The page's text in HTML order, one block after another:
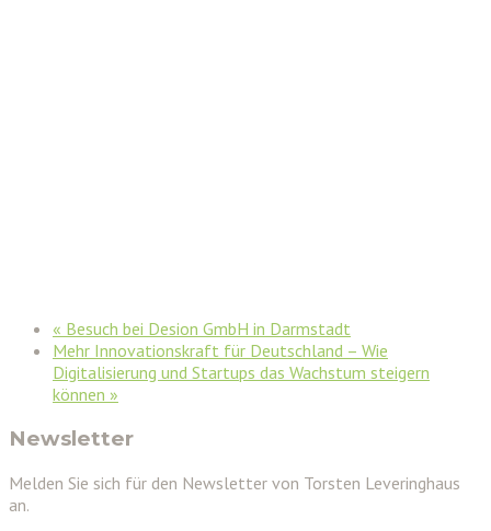
« Besuch bei Desion GmbH in Darmstadt
Mehr Innovationskraft für Deutschland – Wie
Digitalisierung und Startups das Wachstum steigern
können »
Newsletter
Melden Sie sich für den Newsletter von Torsten Leveringhaus
an.